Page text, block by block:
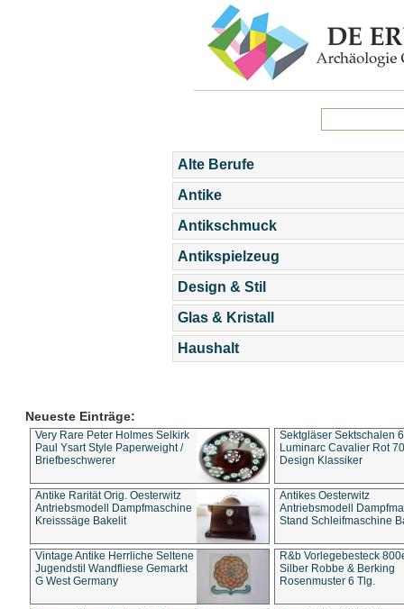
Alte Berufe
Antike
Antikschmuck
Antikspielzeug
Design & Stil
Glas & Kristall
Haushalt
Neueste Einträge:
Very Rare Peter Holmes Selkirk
Paul Ysart Style Paperweight /
Briefbeschwerer
Sektgläser Sektschalen
Luminarc Cavalier Rot
Design Klassiker
Antike Rarität Orig. Oesterwitz
Antriebsmodell Dampfmaschine
Kreisssäge Bakelit
Antikes Oesterwitz
Antriebsmodell
Stand Schleifmaschine
Vintage Antike Herrliche Seltene
Jugendstil Wandfliese Gemarkt
G West Germany
R&b Vorlegebesteck
Silber Robbe & Berking
Rosenmuster 6 Tlg.